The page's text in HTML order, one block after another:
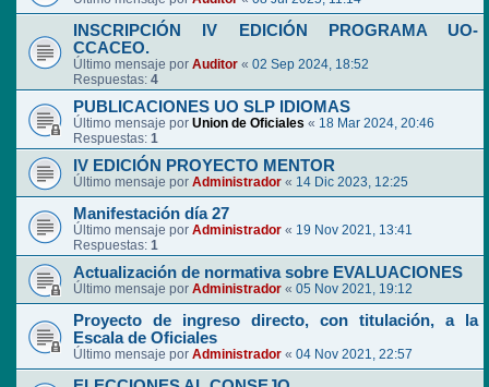
INSCRIPCIÓN IV EDICIÓN PROGRAMA UO-
CCACEO.
Último mensaje por Auditor « 02 Sep 2024, 18:52
Respuestas: 4
PUBLICACIONES UO SLP IDIOMAS
Último mensaje por Union de Oficiales « 18 Mar 2024, 20:46
Respuestas: 1
IV EDICIÓN PROYECTO MENTOR
Último mensaje por Administrador « 14 Dic 2023, 12:25
Manifestación día 27
Último mensaje por Administrador « 19 Nov 2021, 13:41
Respuestas: 1
Actualización de normativa sobre EVALUACIONES
Último mensaje por Administrador « 05 Nov 2021, 19:12
Proyecto de ingreso directo, con titulación, a la
Escala de Oficiales
Último mensaje por Administrador « 04 Nov 2021, 22:57